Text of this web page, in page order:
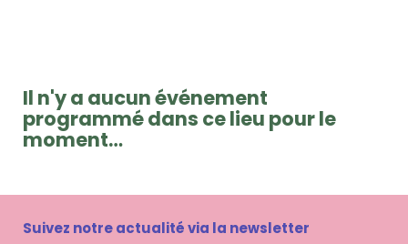
Il n'y a aucun événement
programmé dans ce lieu pour le
moment…
Suivez notre actualité via la newsletter